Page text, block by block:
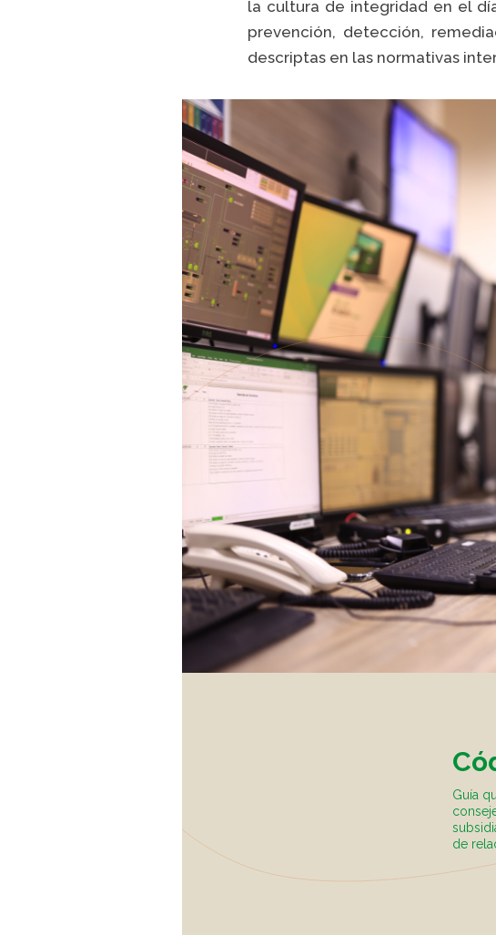
la cultura de integridad en el
prevención, detección,
descriptas en las normativas
Guía
de